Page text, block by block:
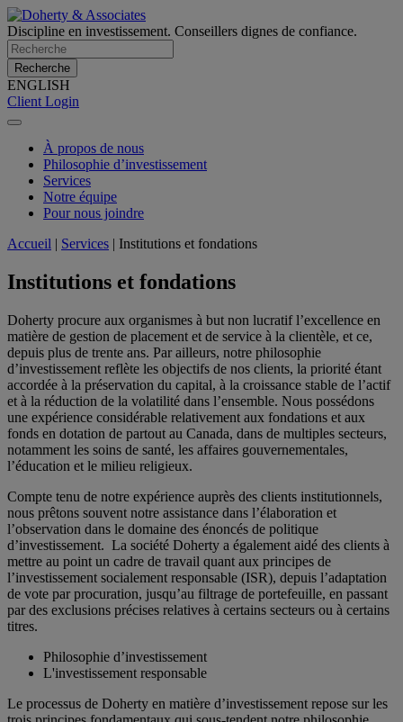
Discipline en investissement. Conseillers dignes de confiance.
Recherche
ENGLISH
Client Login
À propos de nous
Philosophie d’investissement
Services
Notre équipe
Pour nous joindre
Accueil | Services | Institutions et fondations
Institutions et fondations
Doherty procure aux organismes à but non lucratif l’excellence en
matière de gestion de placement et de service à la clientèle, et ce,
depuis plus de trente ans. Par ailleurs, notre philosophie
d’investissement reflète les objectifs de nos clients, la priorité étant
accordée à la préservation du capital, à la croissance stable de l’actif
et à la réduction de la volatilité dans l’ensemble. Nous possédons
une expérience considérable relativement aux fondations et aux
fonds en dotation de partout au Canada, dans de multiples secteurs,
notamment les soins de santé, les affaires gouvernementales,
l’éducation et le milieu religieux.
Compte tenu de notre expérience auprès des clients institutionnels,
nous prêtons souvent notre assistance dans l’élaboration et
l’observation dans le domaine des énoncés de politique
d’investissement. La société Doherty a également aidé des clients à
mettre au point un cadre de travail quant aux principes de
l’investissement socialement responsable (ISR), depuis l’adaptation
de vote par procuration, jusqu’au filtrage de portefeuille, en passant
par des exclusions précises relatives à certains secteurs ou à certains
titres.
Philosophie d’investissement
L'investissement responsable
Le processus de Doherty en matière d’investissement repose sur les